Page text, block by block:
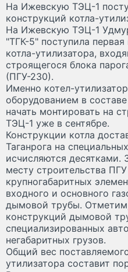
На Ижевскую ТЭЦ-1
конструкций котла-
На Ижевскую ТЭЦ-1
"ТГК-5" поступила
котла-утилизатора,
строящегося блока
(ПГУ-230).
Именно котел-
оборудованием в
начать монтировать на
ТЭЦ-1 уже в сентябре.
Конструкции котла
Таганрога на
исчисляются
месту строительства
крупногабаритных
входного и основного
дымовой трубы.
конструкций дымовой
специализированных
негабаритных грузов.
Общий вес
утилизатора составит